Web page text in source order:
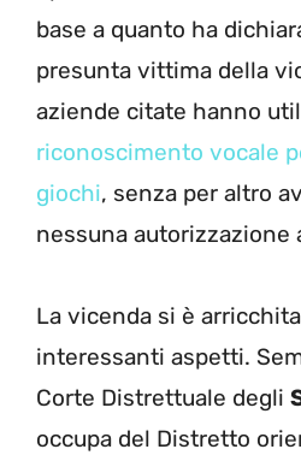
base a quanto ha
presunta vittima della
aziende citate hanno
riconoscimento vocale
giochi, senza per altro
nessuna autorizzazione
La vicenda si è
interessanti aspetti.
Corte Distrettuale degli
occupa del Distretto